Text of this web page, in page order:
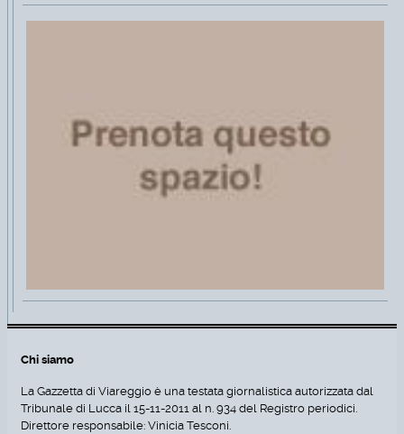
Chi siamo
La Gazzetta di Viareggio è una testata giornalistica autorizzata dal
Tribunale di Lucca il 15-11-2011 al n. 934 del Registro periodici.
Direttore responsabile: Vinicia Tesconi.